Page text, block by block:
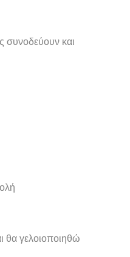
και
θα γελοιοποιηθώ